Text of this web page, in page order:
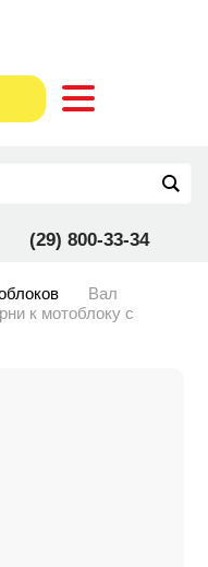
(29) 800-33-34
Вал
к мотоблоку с